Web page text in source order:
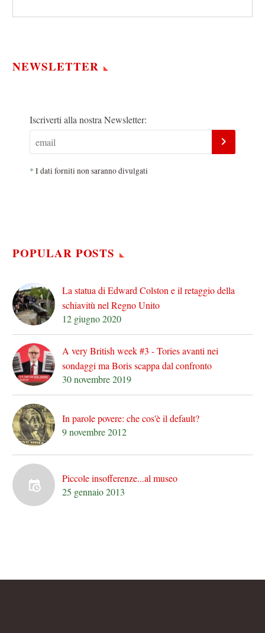
NEWSLETTER
Iscriverti alla nostra Newsletter:
* I dati forniti non saranno divulgati
POPULAR POSTS
La statua di Edward Colston e il retaggio della
schiavitù nel Regno Unito
12 giugno 2020
A very British week #3 - Tories avanti nei
sondaggi ma Boris scappa dal confronto
30 novembre 2019
In parole povere: che cos'è il default?
9 novembre 2012
Piccole insofferenze...al museo
25 gennaio 2013